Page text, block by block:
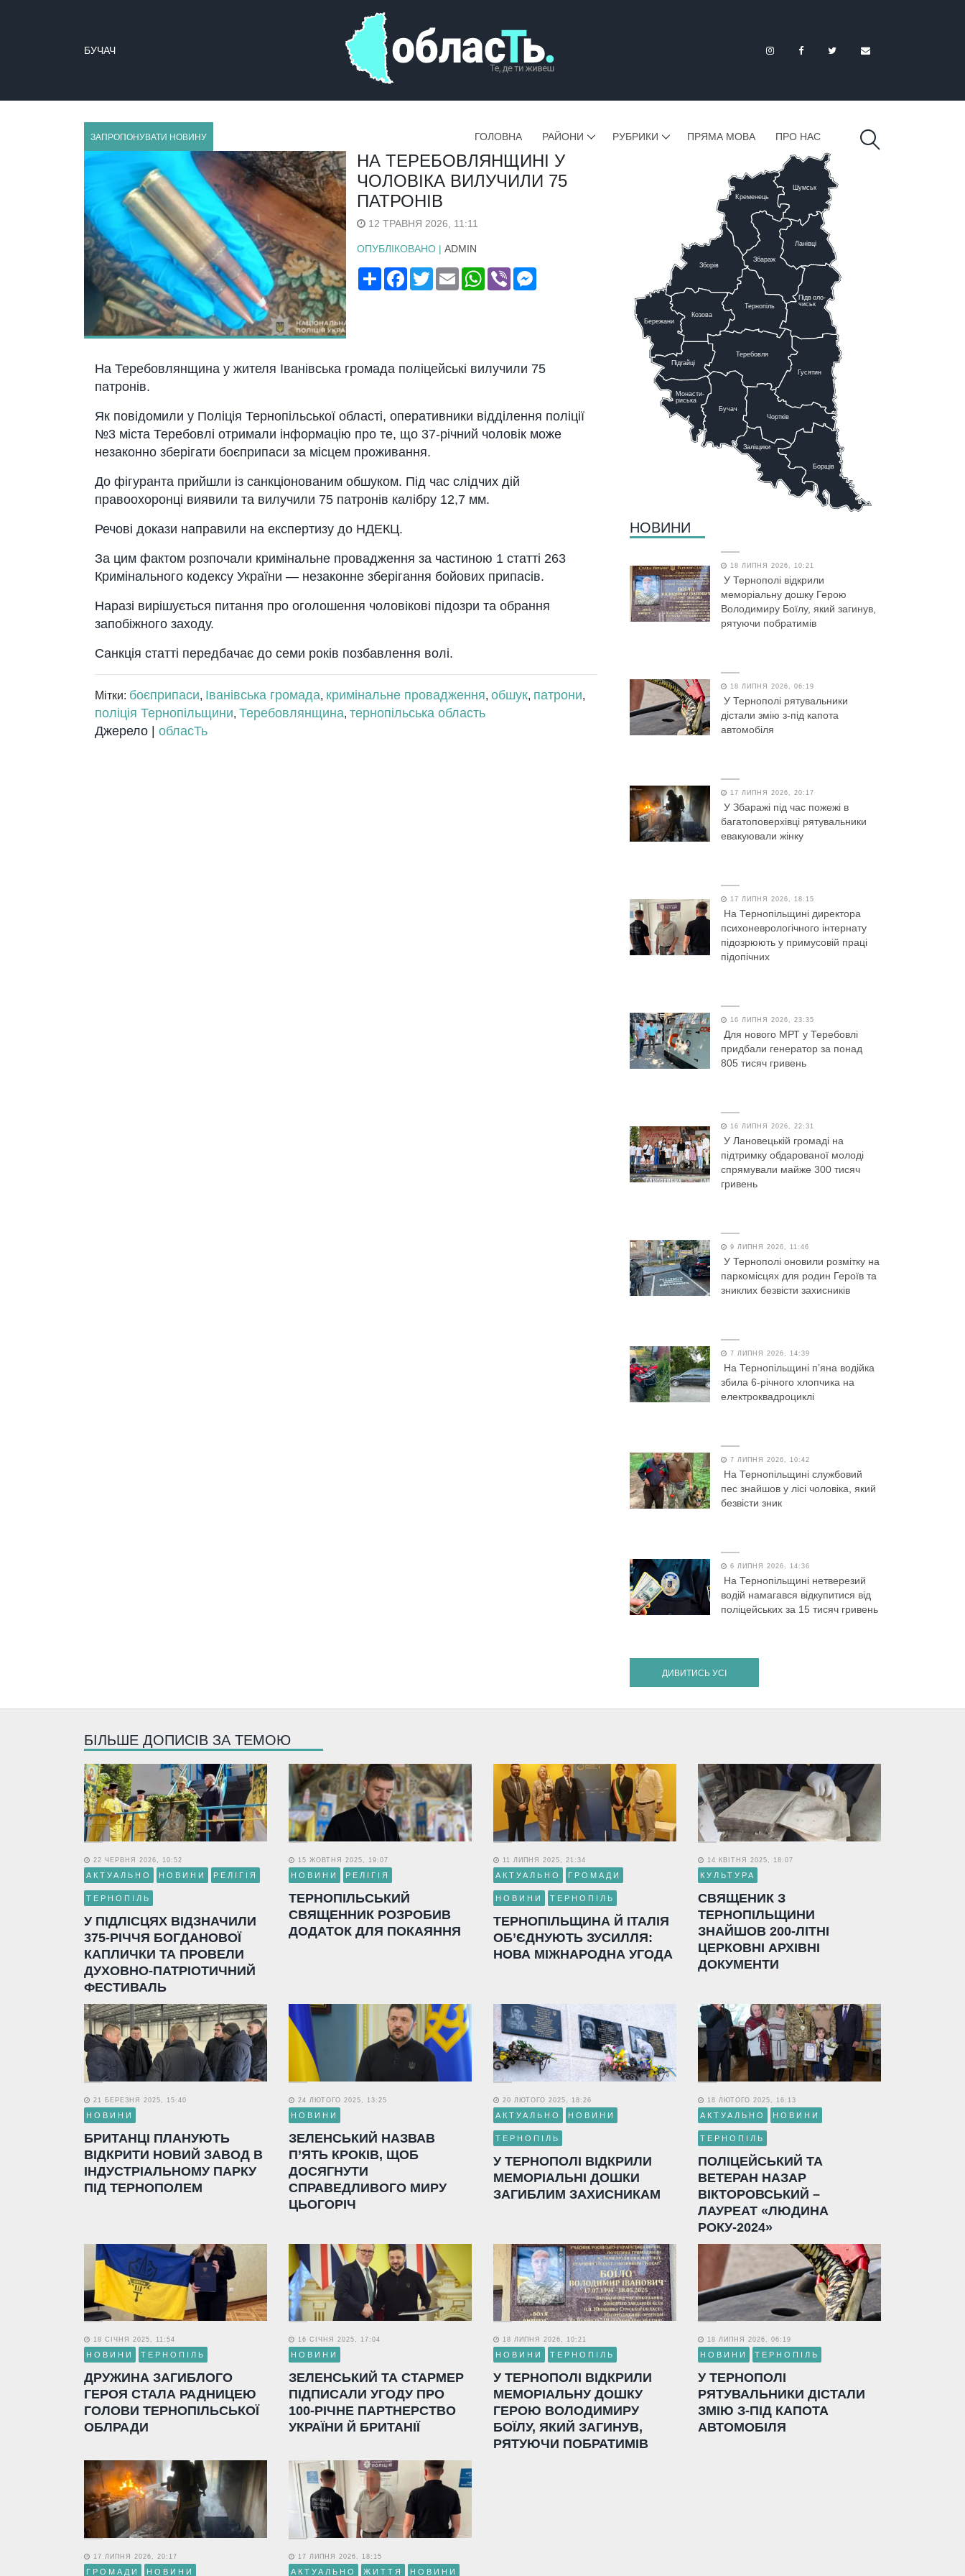
БУЧАЧ
ЗАПРОПОНУВАТИ НОВИНУ ГОЛОВНА РАЙОНИ РУБРИКИ ПРЯМА МОВА ПРО НАС
НА ТЕРЕБОВЛЯНЩИНІ У
ЧОЛОВІКА ВИЛУЧИЛИ 75
ПАТРОНІВ
12 ТРАВНЯ 2026, 11:11
ОПУБЛІКОВАНО | ADMIN
ПоширитиFacebook
TwitterEmail WhatsApp
Viber
На Теребовлянщина у жителя Іванівська громада поліцейські вилучили 75
патронів.
Як повідомили у Поліція Тернопільської області, оперативники відділення поліції
№3 міста Теребовлі отримали інформацію про те, що 37-річний чоловік може
незаконно зберігати боєприпаси за місцем проживання.
До фігуранта прийшли із санкціонованим обшуком. Під час слідчих дій
правоохоронці виявили та вилучили 75 патронів калібру 12,7 мм.
Речові докази направили на експертизу до НДЕКЦ.
За цим фактом розпочали кримінальне провадження за частиною 1 статті 263
Кримінального кодексу України — незаконне зберігання бойових припасів.
Наразі вирішується питання про оголошення чоловікові підозри та обрання
запобіжного заходу.
Санкція статті передбачає до семи років позбавлення волі.
Мітки: боєприпаси, Іванівська громада, кримінальне провадження, обшук, патрони,
поліція Тернопільщини, Теребовлянщина, тернопільська область
Джерело | обласТь
Тернопіль
Теребовля
Бучач
Заліщики
Борщів
Чортків
Гусятин
Підволо-
чиськ
Ланівці
Збараж
Шумськ
Кременець
Козова
Бережани
Підгайці
Зборів
Монасти-
риська
НОВИНИ
18 ЛИПНЯ 2026, 10:21
У Тернополі відкрили
меморіальну дошку Герою
Володимиру Боїлу, який загинув,
рятуючи побратимів
18 ЛИПНЯ 2026, 06:19
У Тернополі рятувальники
дістали змію з-під капота
автомобіля
17 ЛИПНЯ 2026, 20:17
У Збаражі під час пожежі в
багатоповерхівці рятувальники
евакуювали жінку
17 ЛИПНЯ 2026, 18:15
На Тернопільщині директора
психоневрологічного інтернату
підозрюють у примусовій праці
підопічних
16 ЛИПНЯ 2026, 23:35
Для нового МРТ у Теребовлі
придбали генератор за понад
805 тисяч гривень
16 ЛИПНЯ 2026, 22:31
У Лановецькій громаді на
підтримку обдарованої молоді
спрямували майже 300 тисяч
гривень
9 ЛИПНЯ 2026, 11:46
У Тернополі оновили розмітку на
паркомісцях для родин Героїв та
зниклих безвісти захисників
7 ЛИПНЯ 2026, 14:39
На Тернопільщині п’яна водійка
збила 6-річного хлопчика на
електроквадроциклі
7 ЛИПНЯ 2026, 10:42
На Тернопільщині службовий
пес знайшов у лісі чоловіка, який
безвісти зник
6 ЛИПНЯ 2026, 14:36
На Тернопільщині нетверезий
водій намагався відкупитися від
поліцейських за 15 тисяч гривень
ДИВИТИСЬ УСІ
БІЛЬШЕ ДОПИСІВ ЗА ТЕМОЮ
22 ЧЕРВНЯ 2026, 10:52
АКТУАЛЬНО НОВИНИ РЕЛІГІЯ
ТЕРНОПІЛЬ
У ПІДЛІСЦЯХ ВІДЗНАЧИЛИ
375-РІЧЧЯ БОГДАНОВОЇ
КАПЛИЧКИ ТА ПРОВЕЛИ
ДУХОВНО-ПАТРІОТИЧНИЙ
ФЕСТИВАЛЬ
15 ЖОВТНЯ 2025, 19:07
НОВИНИ РЕЛІГІЯ
ТЕРНОПІЛЬСЬКИЙ
СВЯЩЕННИК РОЗРОБИВ
ДОДАТОК ДЛЯ ПОКАЯННЯ
11 ЛИПНЯ 2025, 21:34
АКТУАЛЬНО ГРОМАДИ
НОВИНИ ТЕРНОПІЛЬ
ТЕРНОПІЛЬЩИНА Й ІТАЛІЯ
ОБ’ЄДНУЮТЬ ЗУСИЛЛЯ:
НОВА МІЖНАРОДНА УГОДА
14 КВІТНЯ 2025, 18:07
КУЛЬТУРА
СВЯЩЕНИК З
ТЕРНОПІЛЬЩИНИ
ЗНАЙШОВ 200-ЛІТНІ
ЦЕРКОВНІ АРХІВНІ
ДОКУМЕНТИ
21 БЕРЕЗНЯ 2025, 15:40
НОВИНИ
БРИТАНЦІ ПЛАНУЮТЬ
ВІДКРИТИ НОВИЙ ЗАВОД В
ІНДУСТРІАЛЬНОМУ ПАРКУ
ПІД ТЕРНОПОЛЕМ
24 ЛЮТОГО 2025, 13:25
НОВИНИ
ЗЕЛЕНСЬКИЙ НАЗВАВ
П’ЯТЬ КРОКІВ, ЩОБ
ДОСЯГНУТИ
СПРАВЕДЛИВОГО МИРУ
ЦЬОГОРІЧ
20 ЛЮТОГО 2025, 18:26
АКТУАЛЬНО НОВИНИ
ТЕРНОПІЛЬ
У ТЕРНОПОЛІ ВІДКРИЛИ
МЕМОРІАЛЬНІ ДОШКИ
ЗАГИБЛИМ ЗАХИСНИКАМ
18 ЛЮТОГО 2025, 16:13
АКТУАЛЬНО НОВИНИ
ТЕРНОПІЛЬ
ПОЛІЦЕЙСЬКИЙ ТА
ВЕТЕРАН НАЗАР
ВІКТОРОВСЬКИЙ –
ЛАУРЕАТ «ЛЮДИНА
РОКУ-2024»
18 СІЧНЯ 2025, 11:54
НОВИНИ ТЕРНОПІЛЬ
ДРУЖИНА ЗАГИБЛОГО
ГЕРОЯ СТАЛА РАДНИЦЕЮ
ГОЛОВИ ТЕРНОПІЛЬСЬКОЇ
ОБЛРАДИ
16 СІЧНЯ 2025, 17:04
НОВИНИ
ЗЕЛЕНСЬКИЙ ТА СТАРМЕР
ПІДПИСАЛИ УГОДУ ПРО
100-РІЧНЕ ПАРТНЕРСТВО
УКРАЇНИ Й БРИТАНІЇ
18 ЛИПНЯ 2026, 10:21
НОВИНИ ТЕРНОПІЛЬ
У ТЕРНОПОЛІ ВІДКРИЛИ
МЕМОРІАЛЬНУ ДОШКУ
ГЕРОЮ ВОЛОДИМИРУ
БОЇЛУ, ЯКИЙ ЗАГИНУВ,
РЯТУЮЧИ ПОБРАТИМІВ
18 ЛИПНЯ 2026, 06:19
НОВИНИ ТЕРНОПІЛЬ
У ТЕРНОПОЛІ
РЯТУВАЛЬНИКИ ДІСТАЛИ
ЗМІЮ З-ПІД КАПОТА
АВТОМОБІЛЯ
17 ЛИПНЯ 2026, 20:17
ГРОМАДИ НОВИНИ
17 ЛИПНЯ 2026, 18:15
АКТУАЛЬНО ЖИТТЯ НОВИНИ